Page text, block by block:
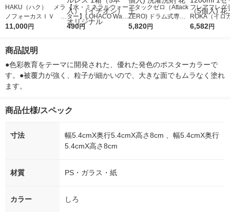
HAKU（ハク） メラ
ノフォーカスＩＶ 4
5ｇ 資生堂 おまけ
11,000円
【水・ミネラルウォー
ター】LOHACO Wate
r（ロハコウォータ
490円
アタックゼロ（Attack
ZERO) ドラム式専用
詰め替え メガジャン
5,820円
フレアフレグ
ROKA（イロ
イキッドリリ
6,582円
商品説明
●色彩教育をテーマに開発された、優れた発色のポスターカラーで
す。●被覆力が強く、粒子が細かいので、大きな面でもムラなく塗れ
ます。
商品仕様/スペック
寸法
幅5.4cmX奥行5.4cmX高さ8cm 、幅5.4cmX奥行
5.4cmX高さ8cm
材質 PS・ガラス・紙
カラー しろ